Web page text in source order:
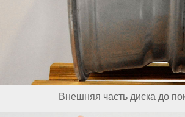
Внешняя часть диска до